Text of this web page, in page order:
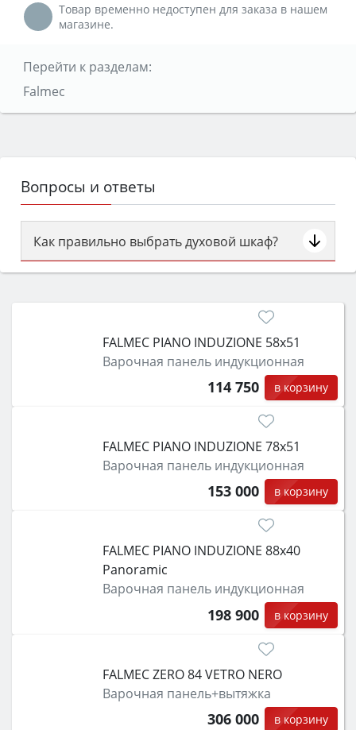
Товар временно недоступен для заказа в нашем
магазине.
Перейти к разделам:
Falmec
Вопросы и ответы
Как правильно выбрать духовой шкаф?
Сначала определитесь с типом (газовый или
затем смотрите на объём 50–70 л для семьи,
функции (конвекция, гриль, самоочистка,
защита от детей).
FALMEC PIANO INDUZIONE 58x51
Варочная панель индукционная
114 750 в корзину
FALMEC PIANO INDUZIONE 78x51
Варочная панель индукционная
153 000 в корзину
FALMEC PIANO INDUZIONE 88x40
Panoramic
Варочная панель индукционная
198 900 в корзину
FALMEC ZERO 84 VETRO NERO
Варочная панель+вытяжка
306 000 в корзину